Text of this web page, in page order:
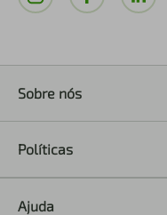
Sobre nós
Políticas
Ajuda